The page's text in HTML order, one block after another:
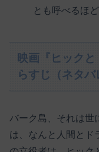
とも呼べるほ
映画『ヒック
らすじ（ネタバ
バーク島、それは世
は、なんと人間とド